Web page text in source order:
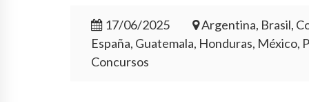
17/06/2025
Argentina, Brasil,
España, Guatemala, Honduras, México,
Concursos